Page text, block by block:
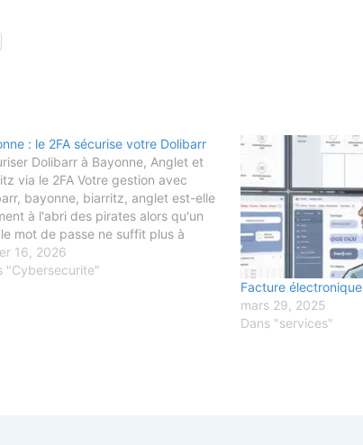
: le 2FA sécurise votre Dolibarr
Dolibarr à Bayonne, Anglet et
via le 2FA Votre gestion avec
bayonne, biarritz, anglet est-elle
à l'abri des pirates alors qu'un
mot de passe ne suffit plus à
les attaques par force brute de
plus fréquentes ? Les entreprises
16, 2026
"Cybersecurite"
Facture électronique
mars 29, 2025
Dans "services"